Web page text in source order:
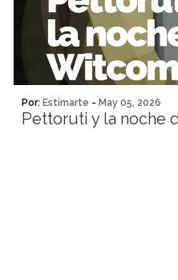
Por: Estimarte - May 05, 2026
Pettoruti y la noche